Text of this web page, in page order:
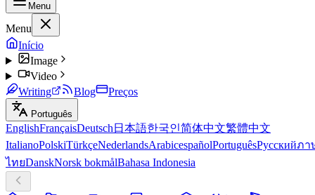
Menu
Menu
Início
Image
Video
Writing
Blog Preços
Português
EnglishFrançaisDeutsch 日本語한국인简体中文繁體中文
ItalianoPolskiTürkçeNederlandsArabicespañolPortuguêsРусскийภา
ไทยDanskNorsk bokmålBahasa Indonesia